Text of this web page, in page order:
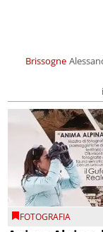
Brissogne
FOTOGRAFIA